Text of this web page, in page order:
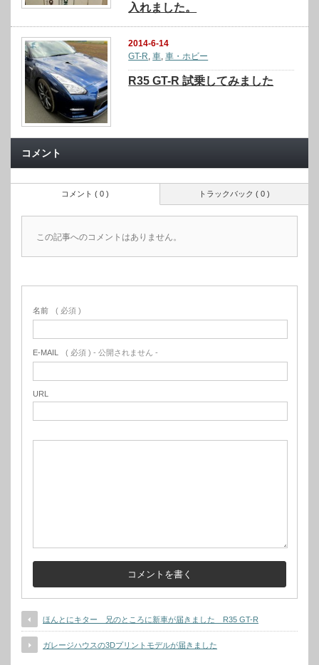
入れました。
2014-6-14
GT-R,車,車・ホビー
R35 GT-R 試乗してみました
コメント
トラックバック ( 0 )
コメント ( 0 )
この記事へのコメントはありません。
名前 ( 必須 )
E-MAIL ( 必須 ) - 公開されません -
URL
ほんとにキター 兄のところに新車が届きました R35 GT-R
ガレージハウスの3Dプリントモデルが届きました